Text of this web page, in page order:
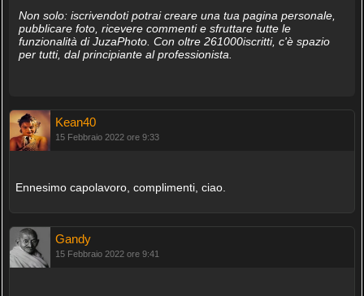
Non solo: iscrivendoti potrai creare una tua pagina personale,
pubblicare foto, ricevere commenti e sfruttare tutte le
funzionalità di JuzaPhoto. Con oltre 261000iscritti, c'è spazio
per tutti, dal principiante al professionista.
Kean40
15 Febbraio 2022 ore 9:33
Ennesimo capolavoro, complimenti, ciao.
Gandy
15 Febbraio 2022 ore 9:41